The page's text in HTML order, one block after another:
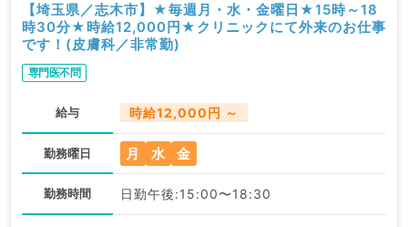
【埼玉県／志木市】★毎週月・水・金曜日★15時～18
時30分★時給12,000円★クリニックにて外来のお仕事
です！(皮膚科／非常勤)
専門医不問
給与 時給12,000円 ～
勤務曜日 月 水 金
勤務時間 日勤午後:15:00〜18:30